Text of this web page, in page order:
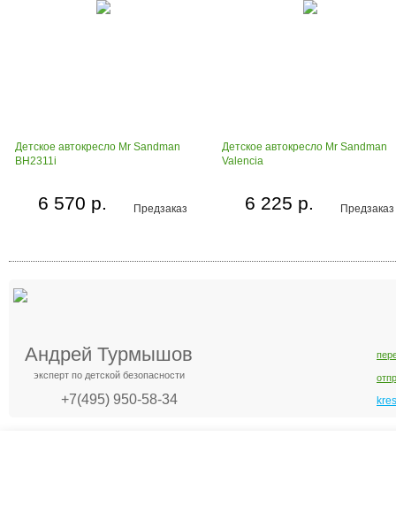
Детское автокресло Mr Sandman
BH2311i
Предзаказ
6 570 р.
Детское автокресло Mr Sandman
Valencia
Предзаказ
6 225 р.
Андрей Турмышов
эксперт по детской безопасности
+7(495) 950-58-34